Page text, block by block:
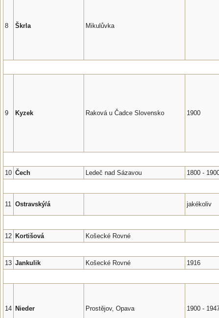
8 Škrla Mikulůvka
9 Kyzek Raková u Čadce Slovensko 1900
10 Čech Ledeč nad Sázavou 1800 -
11 Ostravský/á jakékoliv
12 Kortišová Košecké Rovné
13 Jankulik Košecké Rovné 1916
14 Nieder Prostějov, Opava 1900 -